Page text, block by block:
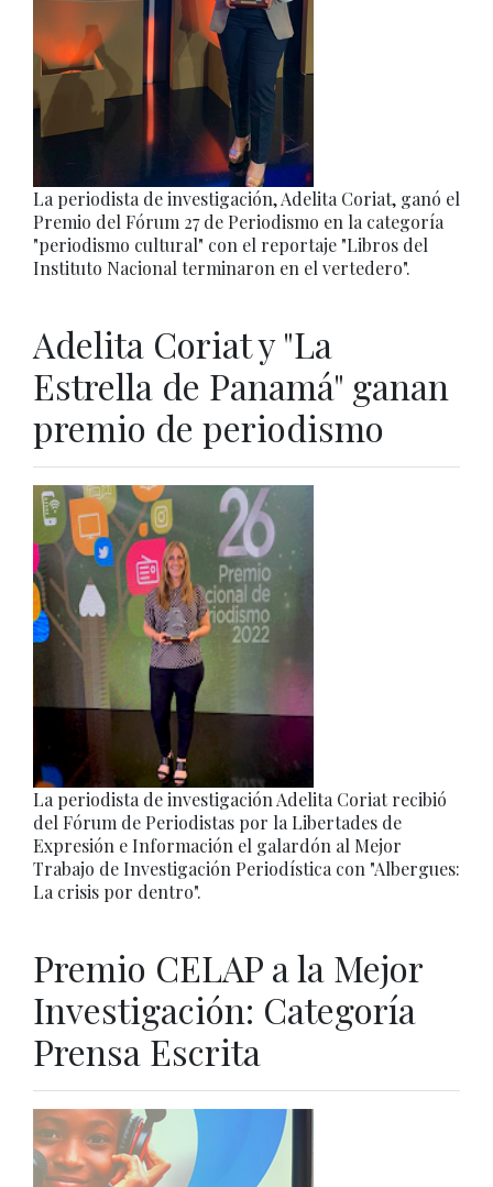
La periodista de investigación, Adelita Coriat, ganó el
Premio del Fórum 27 de Periodismo en la categoría
"periodismo cultural" con el reportaje "Libros del
Instituto Nacional terminaron en el vertedero".
Adelita Coriat y "La
Estrella de Panamá" ganan
premio de periodismo
La periodista de investigación Adelita Coriat recibió
del Fórum de Periodistas por la Libertades de
Expresión e Información el galardón al Mejor
Trabajo de Investigación Periodística con "Albergues:
La crisis por dentro".
Premio CELAP a la Mejor
Investigación: Categoría
Prensa Escrita